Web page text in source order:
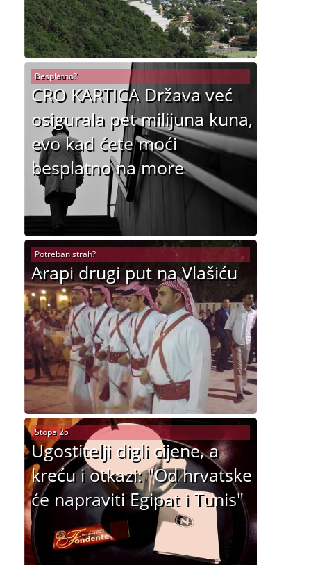
CRO KARTICA Država već
osigurala pet milijuna kuna,
evo kad ćete moći
besplatno na more
Besplatno?
Arapi drugi put na Vlašiću
Potreban strah?
Ugostitelji digli cijene, a
kreću i otkazi: "Od hrvatske
će napraviti Egipat i Tunis"
Stopa 25